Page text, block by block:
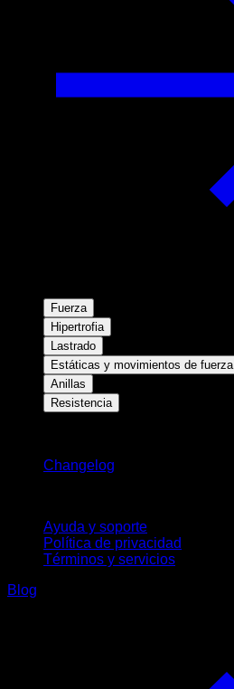
Fuerza
Hipertrofia
Lastrado
Estáticas y movimientos de fuerza
Anillas
Resistencia
Changelog
Ayuda y soporte
Política de privacidad
Términos y servicios
Blog